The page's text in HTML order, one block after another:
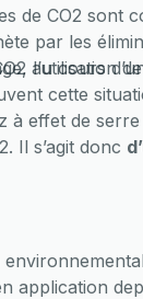
de CO2 sont
par les
au cours
l’utilisation
cette
à effet de
Il s’agit donc
absorptions,
individu.
application